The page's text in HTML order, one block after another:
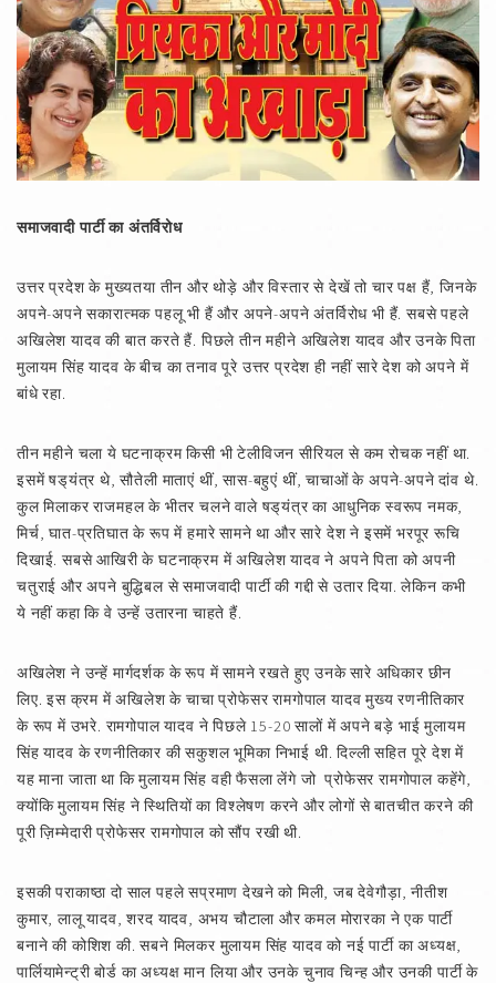
समाजवादी पार्टी का अंतर्विरोध
उत्तर प्रदेश के मुख्यतया तीन और थोड़े और विस्तार से देखें तो चार पक्ष हैं, जिनके
अपने-अपने सकारात्मक पहलू भी हैं और अपने-अपने अंतर्विरोध भी हैं. सबसे पहले
अखिलेश यादव की बात करते हैं. पिछले तीन महीने अखिलेश यादव और उनके पिता
मुलायम सिंह यादव के बीच का तनाव पूरे उत्तर प्रदेश ही नहीं सारे देश को अपने में
बांधे रहा.
तीन महीने चला ये घटनाक्रम किसी भी टेलीविजन सीरियल से कम रोचक नहीं था.
इसमें षड्‌यंत्र थे, सौतेली माताएं थीं, सास-बहुएं थीं, चाचाओं के अपने-अपने दांव थे.
कुल मिलाकर राजमहल के भीतर चलने वाले षड्‌यंत्र का आधुनिक स्वरूप नमक,
मिर्च, घात-प्रतिघात के रूप में हमारे सामने था और सारे देश ने इसमें भरपूर रूचि
दिखाई. सबसे आखिरी के घटनाक्रम में अखिलेश यादव ने अपने पिता को अपनी
चतुराई और अपने बुद्धिबल से समाजवादी पार्टी की गद्दी से उतार दिया. लेकिन कभी
ये नहीं कहा कि वे उन्हें उतारना चाहते हैं.
अखिलेश ने उन्हें मार्गदर्शक के रूप में सामने रखते हुए उनके सारे अधिकार छीन
लिए. इस क्रम में अखिलेश के चाचा प्रोफेसर रामगोपाल यादव मुख्य रणनीतिकार
के रूप में उभरे. रामगोपाल यादव ने पिछले 15-20 सालों में अपने बड़े भाई मुलायम
सिंह यादव के रणनीतिकार की सकुशल भूमिका निभाई थी. दिल्ली सहित पूरे देश में
यह माना जाता था कि मुलायम सिंह वही फैसला लेंगे जो प्रोफेसर रामगोपाल कहेंगे,
क्योंकि मुलायम सिंह ने स्थितियों का विश्लेषण करने और लोगों से बातचीत करने की
पूरी ज़िम्मेदारी प्रोफेसर रामगोपाल को सौंप रखी थी.
इसकी पराकाष्ठा दो साल पहले सप्रमाण देखने को मिली, जब देवेगौड़ा, नीतीश
कुमार, लालू यादव, शरद यादव, अभय चौटाला और कमल मोरारका ने एक पार्टी
बनाने की कोशिश की. सबने मिलकर मुलायम सिंह यादव को नई पार्टी का अध्यक्ष,
पार्लियामेन्ट्री बोर्ड का अध्यक्ष मान लिया और उनके चुनाव चिन्ह और उनकी पार्टी के